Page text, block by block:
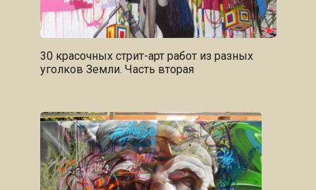
30 красочных стрит-арт работ из разных
уголков Земли. Часть вторая